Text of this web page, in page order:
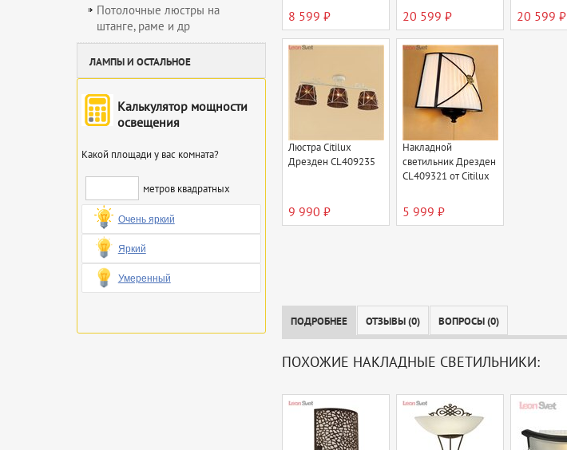
Потолочные люстры на
штанге, раме и др
ЛАМПЫ И ОСТАЛЬНОЕ
Калькулятор мощности
освещения
Какой площади у вас комната?
метров квадратных
Очень яркий
Яркий
Умеренный
8 599 ₽ 20 599 ₽ 20 599 ₽
Люстра Citilux
Дрезден CL409235
9 990 ₽
Накладной
светильник Дрезден
CL409321 от Citilux
5 999 ₽
ПОДРОБНЕЕ ОТЗЫВЫ (0) ВОПРОСЫ (0)
ПОХОЖИЕ НАКЛАДНЫЕ СВЕТИЛЬНИКИ: